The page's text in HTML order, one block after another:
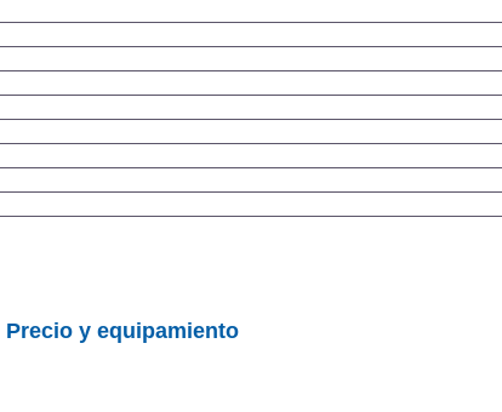
Precio y equipamiento